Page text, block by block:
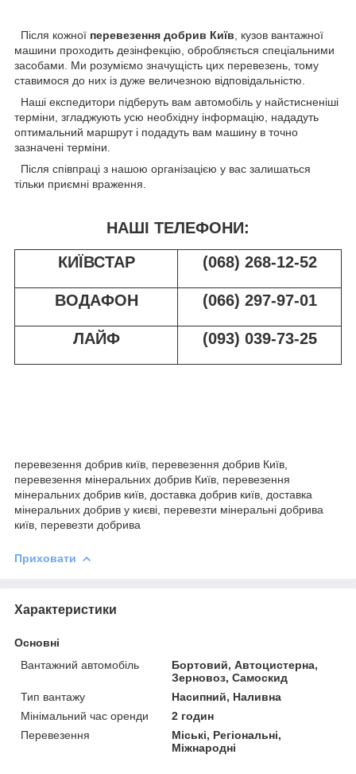
Після кожної перевезення добрив Київ, кузов вантажної
машини проходить дезінфекцію, обробляється спеціальними
засобами. Ми розуміємо значущість цих перевезень, тому
ставимося до них із дуже величезною відповідальністю.
Наші експедитори підберуть вам автомобіль у найстисненіші
терміни, згладжують усю необхідну інформацію, нададуть
оптимальний маршрут і подадуть вам машину в точно
зазначені терміни.
Після співпраці з нашою організацією у вас залишаться
тільки приємні враження.
НАШІ ТЕЛЕФОНИ:
КИЇВСТАР
(068) 268-12-52
ВОДАФОН (066) 297-97-01
ЛАЙФ (093) 039-73-25
перевезення добрив київ, перевезення добрив Київ,
перевезення мінеральних добрив Київ, перевезення
мінеральних добрив київ, доставка добрив київ, доставка
мінеральних добрив у києві, перевезти мінеральні добрива
київ, перевезти добрива
Приховати
Характеристики
Основні
Вантажний автомобіль
Бортовий, Автоцистерна,
Зерновоз, Самоскид
Тип вантажу
Насипний, Наливна
Мінімальний час оренди
2 годин
Перевезення
Міські, Регіональні,
Міжнародні